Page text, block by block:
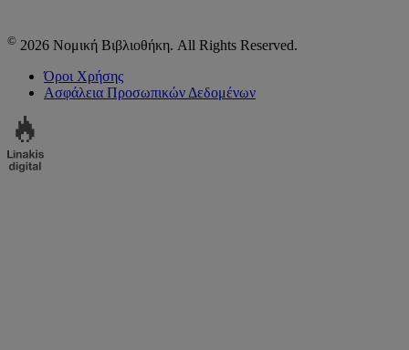
© 2026 Νομική Βιβλιοθήκη. All Rights Reserved.
Όροι Χρήσης
Ασφάλεια Προσωπικών Δεδομένων